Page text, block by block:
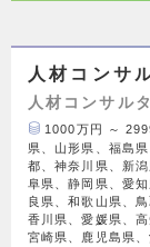
人材コンサ
人材コンサル
1000万円 ～
県、山形県、福島
都、神奈川県、新
阜県、静岡県、愛
良県、和歌山県、
香川県、愛媛県、
宮崎県、鹿児島県